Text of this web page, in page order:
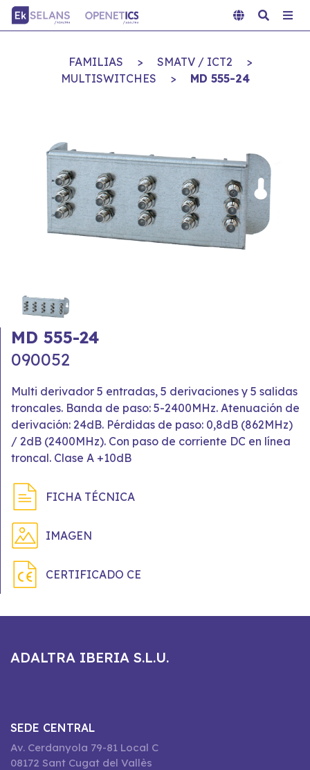
FAMILIAS > SMATV / ICT2
>
MULTISWITCHES
> MD 555-24
MD 555-24
090052
Multi derivador 5 entradas, 5 derivaciones y 5 salidas
troncales. Banda de paso: 5-2400MHz. Atenuación de
derivación: 24dB. Pérdidas de paso: 0,8dB (862MHz)
/ 2dB (2400MHz). Con paso de corriente DC en línea
troncal. Clase A +10dB
FICHA TÉCNICA
IMAGEN
CERTIFICADO CE
ADALTRA IBERIA S.L.U.
SEDE CENTRAL
Av. Cerdanyola 79-81 Local C
08172 Sant Cugat del Vallès